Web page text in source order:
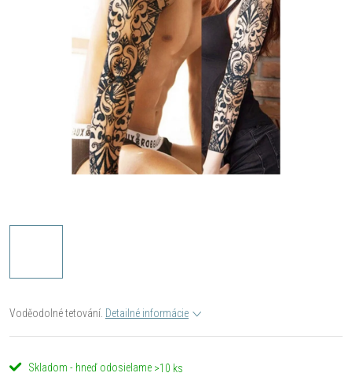
Voděodolné tetování. Detailné informácie
Skladom - hneď odosielame >10 ks